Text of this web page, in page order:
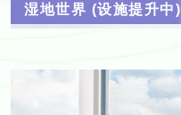
湿地世界 (设施提升中)